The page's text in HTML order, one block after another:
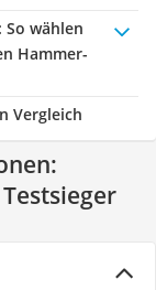
: So wählen
Hammer-
Vergleich